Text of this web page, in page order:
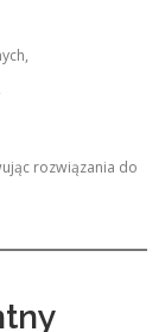
rozwiązania do